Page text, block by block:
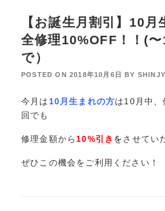
【お誕生月割引】10月
全修理10%OFF！！(〜
で）
POSTED ON 2018年10月6日 BY
今月は 10月生まれの方は10月中、
回でも
修理金額から 10%引き をさせてい
ぜひこの機会をご利用ください！